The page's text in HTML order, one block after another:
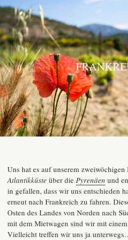
Uns hat es auf unserem
Atlantikküste über die Pyrenäen und
in gefallen, dass wir uns entschieden
erneut nach Frankreich zu fahren.
Osten des Landes von Norden nach
mit dem Mietwagen sind wir mit
Vielleicht treffen wir uns ja